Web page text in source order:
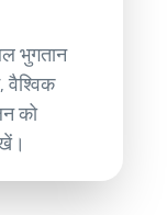
भुगतान
वैश्विक
को